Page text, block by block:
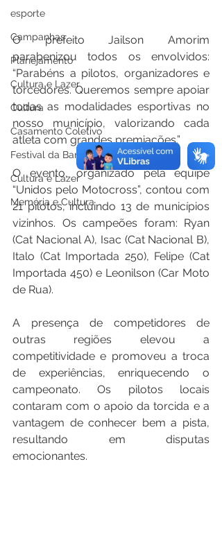
esporte
Campanhas
Planejamento
Cultura e Lazer
Cultura
Casamento Coletivo
Festival da Banana
Cultura e Lazer
Memória e Cultura
O prefeito Jailson Amorim
parabenizou todos os envolvidos:
“Parabéns a pilotos, organizadores e
torcedores. Queremos sempre apoiar
todas as modalidades esportivas no
nosso município, valorizando cada
atleta com grandes premiações.”
O evento, organizado pela equipe
“Unidos pelo Motocross”, contou com
21 pilotos, incluindo 13 de municípios
vizinhos. Os campeões foram: Ryan
(Cat Nacional A), Isac (Cat Nacional B),
Italo (Cat Importada 250), Felipe (Cat
Importada 450) e Leonilson (Car Moto
de Rua).
A presença de competidores de
outras regiões elevou a
competitividade e promoveu a troca
de experiências, enriquecendo o
campeonato. Os pilotos locais
contaram com o apoio da torcida e a
vantagem de conhecer bem a pista,
resultando em disputas
emocionantes.